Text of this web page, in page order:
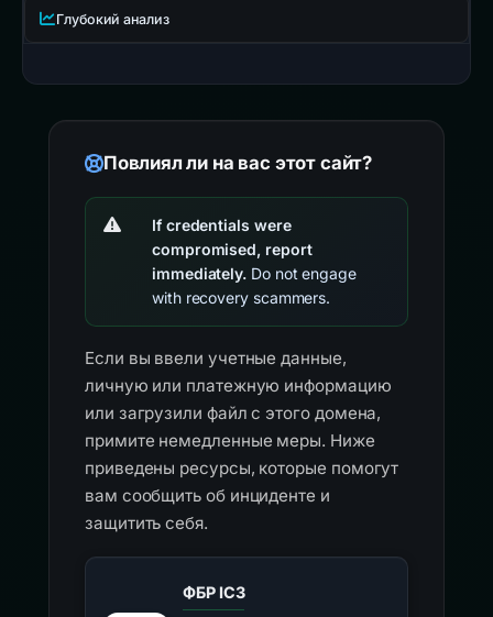
Глубокий анализ
Повлиял ли на вас этот сайт?
If credentials were
compromised, report
immediately. Do not engage
with recovery scammers.
Если вы ввели учетные данные,
личную или платежную информацию
или загрузили файл с этого домена,
примите немедленные меры. Ниже
приведены ресурсы, которые помогут
вам сообщить об инциденте и
защитить себя.
ФБР IC3